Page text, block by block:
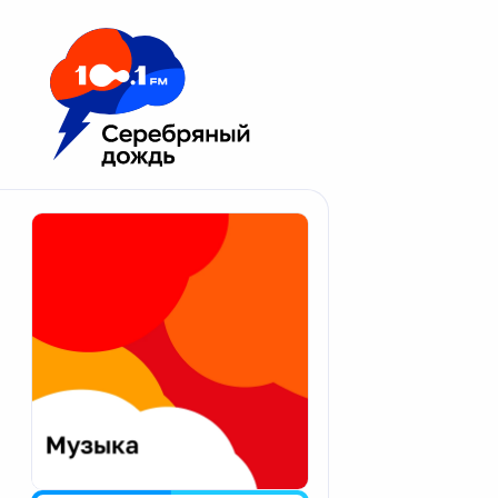
Москва 100.1 FM
Апатиты
Екатеринбург
Калининград
Калуга